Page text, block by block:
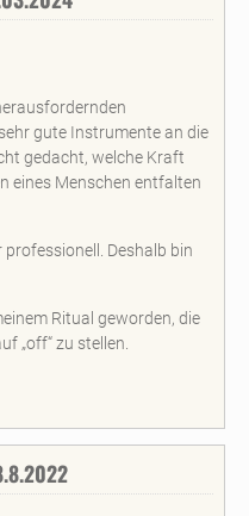
gute Instrumente an die
gedacht, welche Kraft
eines Menschen entfalten
Deshalb bin
Ritual geworden, die
„off“ zu stellen.